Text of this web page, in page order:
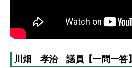
川畑 孝治議員 【一問一答】